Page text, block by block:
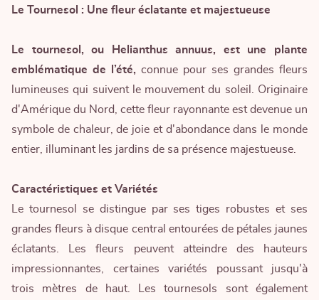
Le Tournesol : Une fleur éclatante et majestueuse
Le tournesol, ou Helianthus annuus, est une plante
emblématique de l’été, connue pour ses grandes fleurs
lumineuses qui suivent le mouvement du soleil. Originaire
d'Amérique du Nord, cette fleur rayonnante est devenue un
symbole de chaleur, de joie et d'abondance dans le monde
entier, illuminant les jardins de sa présence majestueuse.
Caractéristiques et Variétés
Le tournesol se distingue par ses tiges robustes et ses
grandes fleurs à disque central entourées de pétales jaunes
éclatants. Les fleurs peuvent atteindre des hauteurs
impressionnantes, certaines variétés poussant jusqu'à
trois mètres de haut. Les tournesols sont également